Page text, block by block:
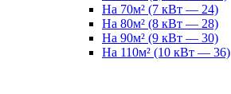
На 70м² (7 кВт — 24)
На 80м² (8 кВт — 28)
На 90м² (9 кВт — 30)
На 110м² (10 кВт — 36)